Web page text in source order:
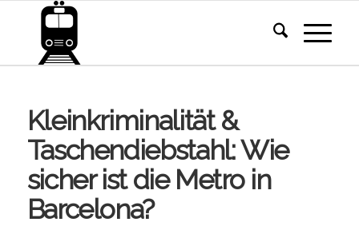
Kleinkriminalität &
Taschendiebstahl: Wie
sicher ist die Metro in
Barcelona?